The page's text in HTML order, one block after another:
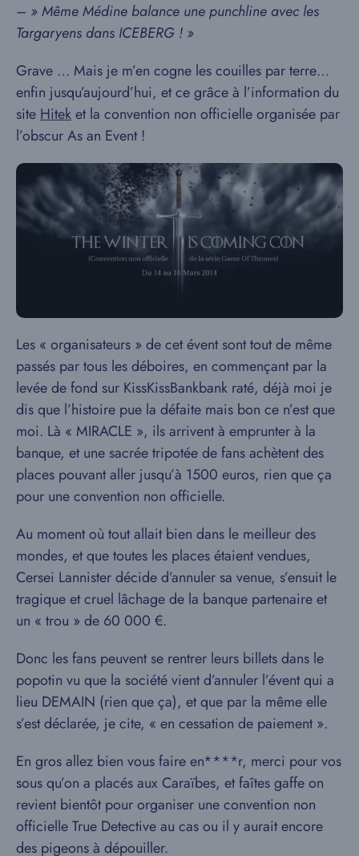
– » Même Médine balance une punchline avec les
Targaryens dans ICEBERG ! »
Grave … Mais je m’en cogne les couilles par terre…
enfin jusqu’aujourd’hui, et ce grâce à l’information du
siteHiteket la convention non officielle organisée par
l’obscur As an Event !
Les « organisateurs » de cet évent sont tout de même
passés par tous les déboires, en commençant par la
levée de fond sur KissKissBankbank raté, déjà moi je
dis que l’histoire pue la défaite mais bon ce n’est que
moi. Là « MIRACLE », ils arrivent à emprunter à la
banque, et une sacrée tripotée de fans achètent des
places pouvant aller jusqu’à 1500 euros, rien que ça
pour une convention non officielle.
Au moment où tout allait bien dans le meilleur des
mondes, et que toutes les places étaient vendues,
Cersei Lannister décide d’annuler sa venue, s’ensuit le
tragique et cruel lâchage de la banque partenaire et
un « trou » de 60 000 €.
Donc les fans peuvent se rentrer leurs billets dans le
popotin vu que la société vient d’annuler l’évent qui a
lieu DEMAIN (rien que ça), et que par la même elle
s’est déclarée, je cite, « en cessation de paiement ».
En gros allez bien vous faire en****r, merci pour vos
sous qu’on a placés aux Caraïbes, et faîtes gaffe on
revient bientôt pour organiser une convention non
officielle True Detective au cas ou il y aurait encore
des pigeons à dépouiller.